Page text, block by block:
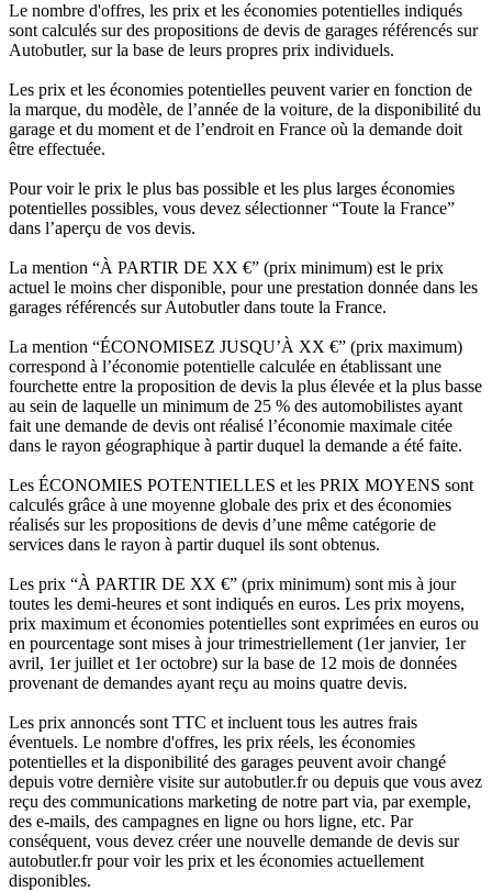
Le nombre d'offres, les prix et les économies potentielles indiqués
sont calculés sur des propositions de devis de garages référencés sur
Autobutler, sur la base de leurs propres prix individuels.
Les prix et les économies potentielles peuvent varier en fonction de
la marque, du modèle, de l’année de la voiture, de la disponibilité du
garage et du moment et de l’endroit en France où la demande doit
être effectuée.
Pour voir le prix le plus bas possible et les plus larges économies
potentielles possibles, vous devez sélectionner “Toute la France”
dans l’aperçu de vos devis.
La mention “À PARTIR DE XX €” (prix minimum) est le prix
actuel le moins cher disponible, pour une prestation donnée dans les
garages référencés sur Autobutler dans toute la France.
La mention “ÉCONOMISEZ JUSQU’À XX €” (prix maximum)
correspond à l’économie potentielle calculée en établissant une
fourchette entre la proposition de devis la plus élevée et la plus basse
au sein de laquelle un minimum de 25 % des automobilistes ayant
fait une demande de devis ont réalisé l’économie maximale citée
dans le rayon géographique à partir duquel la demande a été faite.
Les ÉCONOMIES POTENTIELLES et les PRIX MOYENS sont
calculés grâce à une moyenne globale des prix et des économies
réalisés sur les propositions de devis d’une même catégorie de
services dans le rayon à partir duquel ils sont obtenus.
Les prix “À PARTIR DE XX €” (prix minimum) sont mis à jour
toutes les demi-heures et sont indiqués en euros. Les prix moyens,
prix maximum et économies potentielles sont exprimées en euros ou
en pourcentage sont mises à jour trimestriellement (1er janvier, 1er
avril, 1er juillet et 1er octobre) sur la base de 12 mois de données
provenant de demandes ayant reçu au moins quatre devis.
Les prix annoncés sont TTC et incluent tous les autres frais
éventuels. Le nombre d'offres, les prix réels, les économies
potentielles et la disponibilité des garages peuvent avoir changé
depuis votre dernière visite sur autobutler.fr ou depuis que vous avez
reçu des communications marketing de notre part via, par exemple,
des e-mails, des campagnes en ligne ou hors ligne, etc. Par
conséquent, vous devez créer une nouvelle demande de devis sur
autobutler.fr pour voir les prix et les économies actuellement
disponibles.